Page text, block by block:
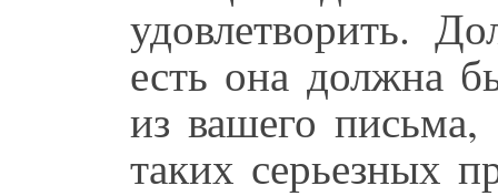
удовлетворить.
есть она должна
из вашего
таких серьезных